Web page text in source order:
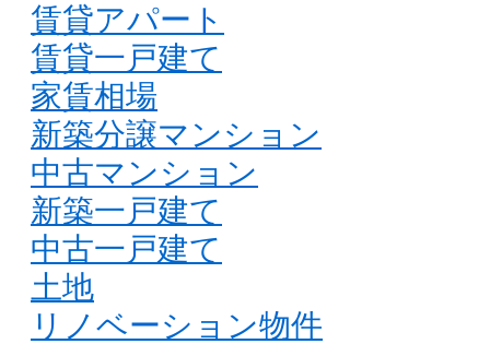
賃貸アパート
賃貸一戸建て
家賃相場
新築分譲マンション
中古マンション
新築一戸建て
中古一戸建て
土地
リノベーション物件